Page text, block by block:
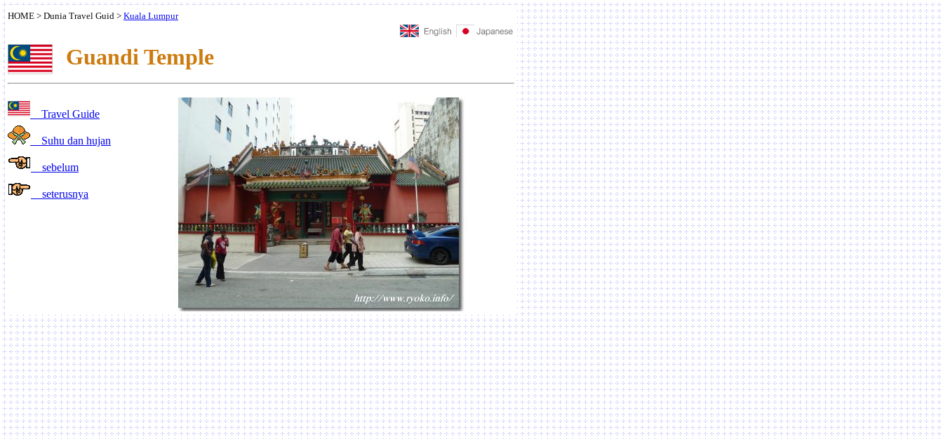
HOME > Dunia Travel Guid > Kuala Lumpur
Guandi Temple
Travel Guide
Suhu dan hujan
sebelum
seterusnya